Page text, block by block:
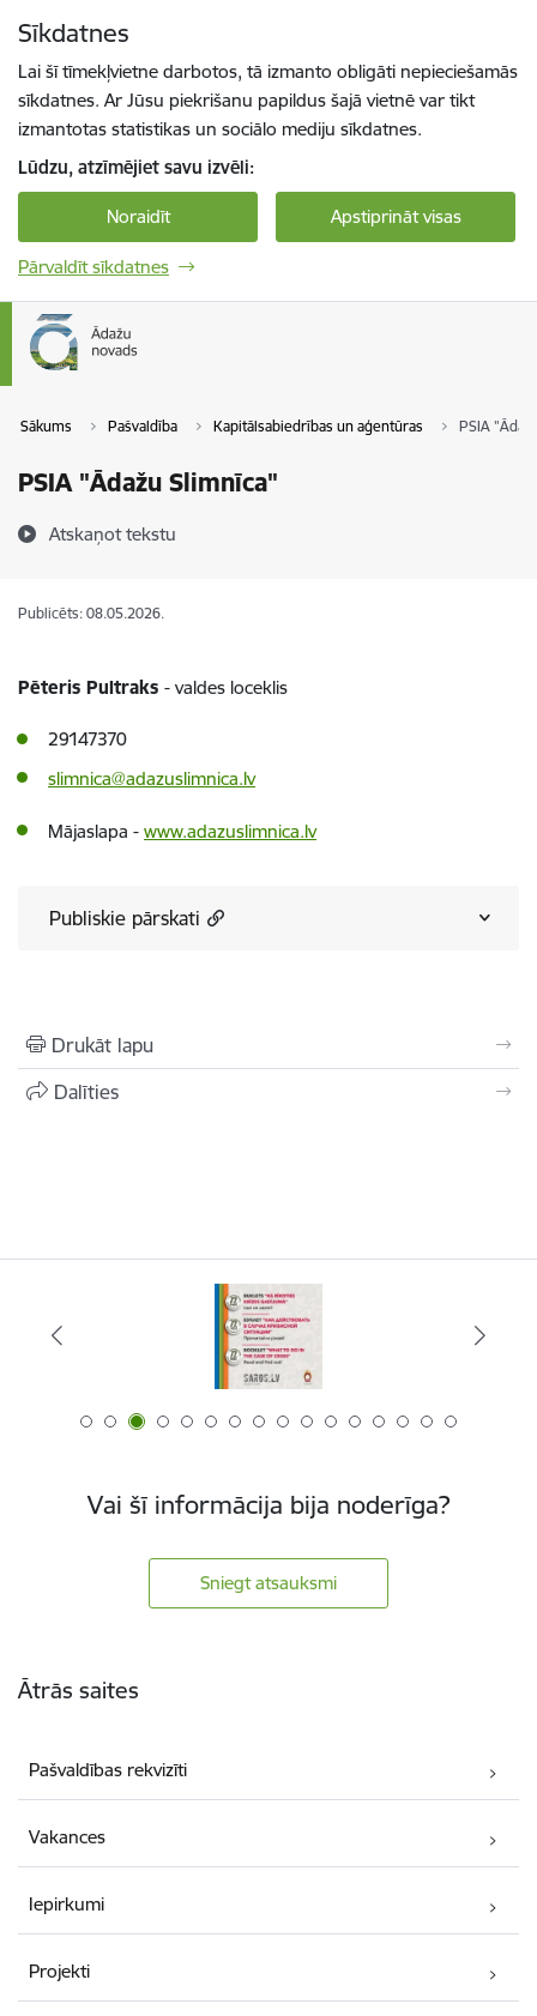
Sīkdatnes
Lai šī tīmekļvietne darbotos, tā izmanto obligāti nepieciešamās
sīkdatnes. Ar Jūsu piekrišanu papildus šajā vietnē var tikt
izmantotas statistikas un sociālo mediju sīkdatnes.
Lūdzu, atzīmējiet savu izvēli:
Noraidīt Apstiprināt visas
Pārvaldīt sīkdatnes
Sākums Pašvaldība Kapitālsabiedrības un aģentūras PSIA
PSIA "Ādažu Slimnīca"
Atskaņot tekstu
Publicēts: 08.05.2026.
Pēteris Pultraks - valdes loceklis
29147370
slimnica@adazuslimnica.lv
Mājaslapa - www.adazuslimnica.lv
Publiskie pārskati
Drukāt lapu
Dalīties
Vai šī informācija bija noderīga?
Sniegt atsauksmi
Ātrās saites
Pašvaldības rekvizīti
Vakances
Iepirkumi
Projekti